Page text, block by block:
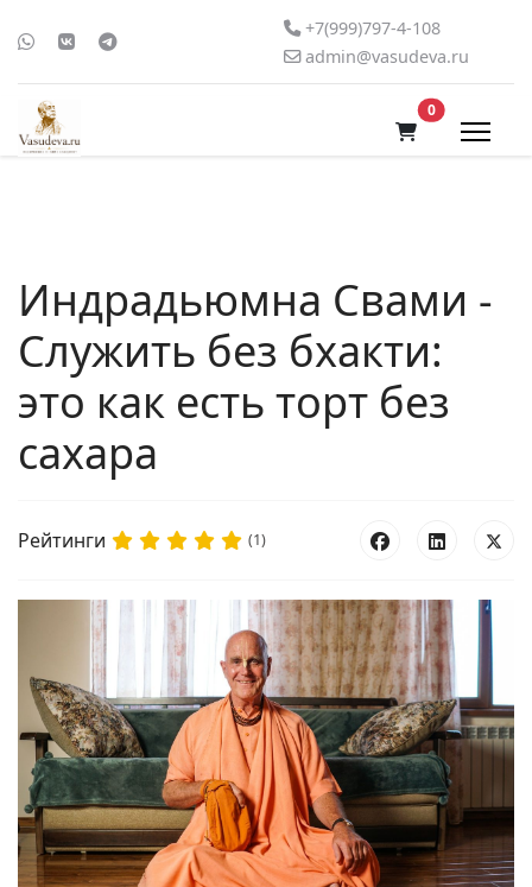
+7(999)797-4-108
admin@vasudeva.ru
0В корзину
Индрадьюмна Свами -
Служить без бхакти:
это как есть торт без
сахара
Рейтинги (1)